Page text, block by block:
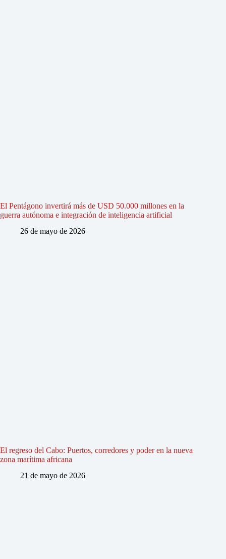
El Pentágono invertirá más de USD 50.000 millones en la
guerra autónoma e integración de inteligencia artificial
26 de mayo de 2026
El regreso del Cabo: Puertos, corredores y poder en la nueva
zona marítima africana
21 de mayo de 2026